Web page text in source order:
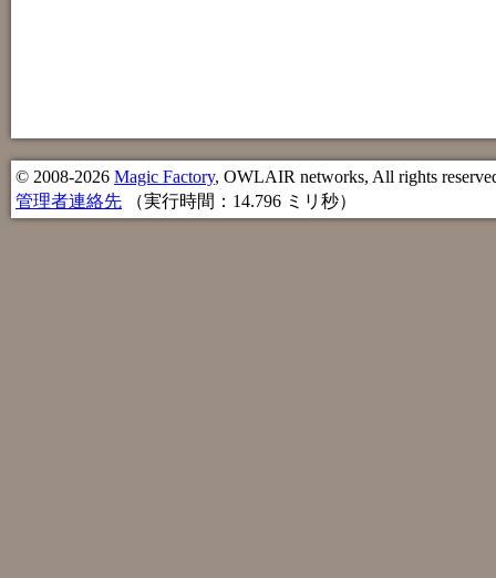
© 2008-2026 Magic Factory, OWLAIR networks, All rights
管理者連絡先 （実行時間：14.796 ミリ秒）